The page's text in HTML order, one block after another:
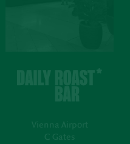
Vienna Airport
C Gates